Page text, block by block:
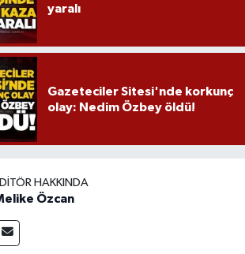
yaralı
Gazeteciler Sitesi'nde korkunç
olay: Nedim Özbey öldü!
HAKKINDA
Özcan